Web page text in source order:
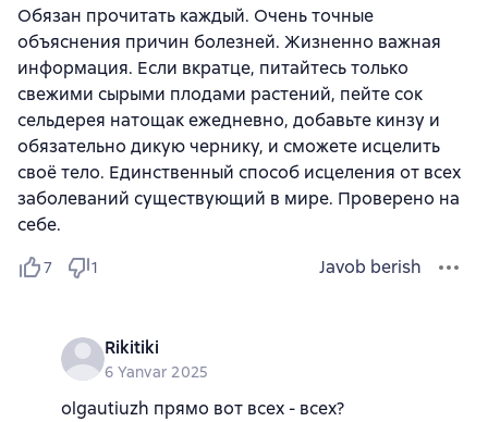
Обязан прочитать каждый. Очень точные
объяснения причин болезней. Жизненно важная
информация. Если вкратце, питайтесь только
свежими сырыми плодами растений, пейте сок
сельдерея натощак ежедневно, добавьте кинзу и
обязательно дикую чернику, и сможете исцелить
своё тело. Единственный способ исцеления от всех
заболеваний существующий в мире. Проверено на
себе.
7 1 Javob berish
Rikitiki
6 Yanvar 2025
olgautiuzh прямо вот всех - всех?